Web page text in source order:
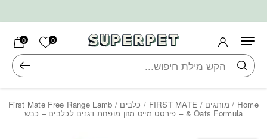
0 הרשימה
0
חיפוש
Home
/ מותגים /
FIRST MATE
/ כלבים / First Mate Free Range Lamb
& Oats Formula – פירסט מייט מזון מופחת דגנים לכלבים – כבש